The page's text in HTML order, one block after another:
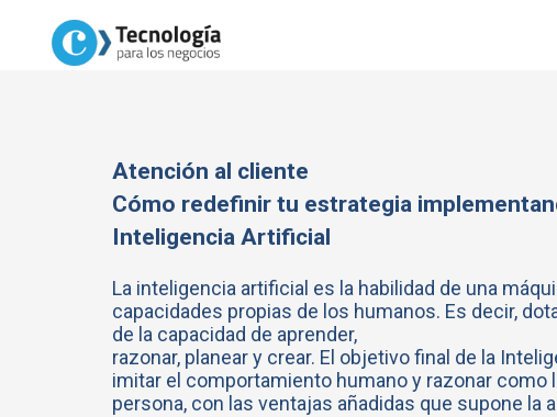
Atención al cliente
Cómo redefinir tu estrategia
Inteligencia Artificial
La inteligencia artificial es la habilidad de una
capacidades propias de los humanos. Es decir,
de la capacidad de aprender,
razonar, planear y crear. El objetivo final de la
imitar el comportamiento humano y razonar como
persona, con las ventajas añadidas que supone la